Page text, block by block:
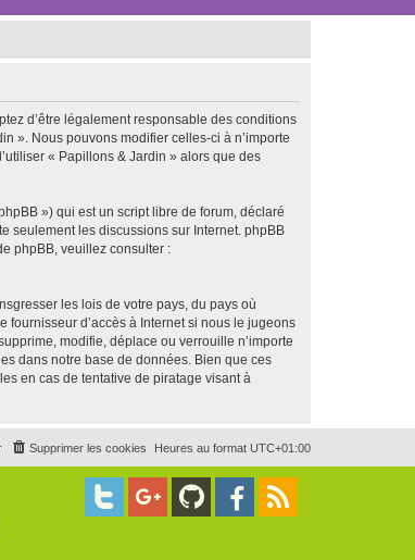
d’être légalement responsable des conditions
». Nous pouvons modifier celles-ci à n’importe
« Papillons & Jardin » alors que des
») qui est un script libre de forum, déclaré
seulement les discussions sur Internet. phpBB
phpBB, veuillez consulter :
les lois de votre pays, du pays où
d’accès à Internet si nous le jugeons
modifie, déplace ou verrouille n’importe
dans notre base de données. Bien que ces
en cas de tentative de piratage visant à
Heures au format UTC+01:00
Supprimer les cookies